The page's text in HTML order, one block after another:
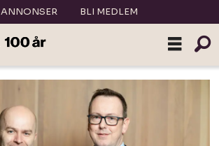
ANNONSER BLI MEDLEM